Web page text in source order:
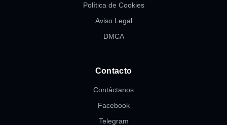
Política de Cookies
Aviso Legal
DMCA
Contacto
Contáctanos
Facebook
Telegram